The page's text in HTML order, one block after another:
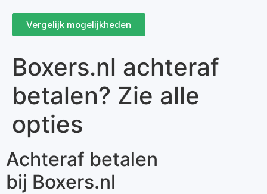
Vergelijk mogelijkheden
Boxers.nl achteraf
betalen? Zie alle
opties
Achteraf betalen
bij Boxers.nl